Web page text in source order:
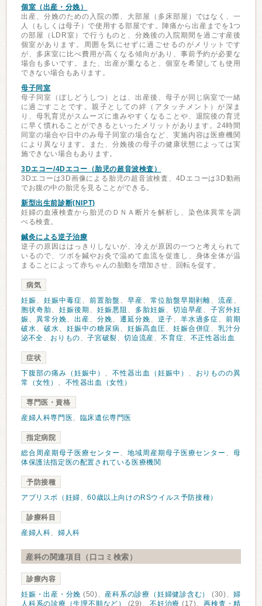
個室（出産・分娩）
出産、分娩のための入院の際、大部屋（多床部屋）ではなく、一
人（もしくは母子）で使用する部屋です。陣痛から出産までを1つ
の部屋（LDR室）で行うものと、分娩後の入院期間を過ごす産後
個室があります。周囲を気にせずに過ごせるのがメリットです
が、多床室に比べ費用が高くなる傾向があり、事前予約が必要な
場合も多いです。また、出産が重なると、個室を希望しても使用
できない場合もあります。
母子同室
母子同室（ぼしどうしつ）とは、出産後、母子が同じ病室で一緒
に過ごすことです。親子としての絆（アタッチメント）が深ま
り、母乳育児がスムーズに進みやすくなることや、退院後の育児
に早く慣れることができるといったメリットがあります。24時間
同室の場合や日中のみ母子同室の場合など、実施内容は医療機関
により異なります。また、分娩後の母子の健康状態によっては実
施できない場合もあります。
3Dエコー/4Dエコー（胎児の超音波検査）
3Dエコーは3D画像による胎児の超音波検査、4Dエコーは3D動画
でお腹の中の胎児を見ることができる。
新型出生前診断(NIPT)
妊婦の血液検査から胎児のＤＮＡ断片を解析し、染色体異常を調
べる検査。
鍼灸による逆子治療
逆子の原因ははっきりしないが、冷えが原因の一つと考えられて
いるので、ツボを鍼やお灸で温めて血流を促進し、身体全体が温
まることによって赤ちゃんの胎動を増加させ、回転を促す。
病気
妊娠、 妊娠中毒症、 前置胎盤、 早産、 常位胎盤早期剥離、流産、
胞状奇胎、 妊娠後期 、 妊娠悪阻 、 多胎妊娠、 切迫早産、子宮外妊
娠、 異常分娩、 出産、 分娩、 遷延分娩、 逆子、 羊水過多症、前期
破水、 破水、 妊娠中の糖尿病、 妊娠高血圧、 妊娠合併症、乳汁分
泌不全、 おりもの、子宮破裂、切迫流産、不育症、 不正性器出血
症状
下腹部の痛み（妊娠中） 、 不性器出血（妊娠中） 、
おりものの異
常（女性） 、 不性器出血（女性）
専門医・資格
産婦人科専門医、 臨床遺伝専門医
指定病院
総合周産期母子医療センター 、 地域周産期母子医療センター 、母
体保護法指定医の配置されている医療機関
予防接種
アブリスボ（妊婦、60歳以上向けのRSウイルス予防接種）
診療科目
産婦人科、婦人科
産科の関連項目（口コミ検索）
診療内容
妊娠・出産・分娩 (50)、 産科系の診療（妊婦健診含む） (30)、婦
人科系の診療（生理不順など）
(29)、不妊治療 (17)、再検査・精